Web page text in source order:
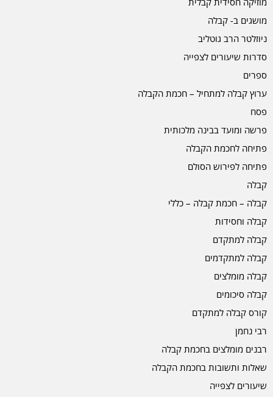
מושגים ב- קבלה
ניוזלטר הרב גוטליב
סדרות שיעורים לצפייה
ספרים
ערוץ קבלה למתחיל – חכמת הקבלה
פסח
פרשה ומועד בבינה מלכותית
פתיחה לחכמת הקבלה
פתיחה לפירוש הסולם
קבלה
קבלה – חכמת קבלה – כללי
קבלה וחסידות
קבלה למתקדם
קבלה למתקדמים
קבלה מומלצים
קבלה סיכומים
קורס קבלה למתקדם
רבי נחמן
רבנים מומלצים בחכמת קבלה
שאלות ותשובות בחכמת הקבלה
שיעורים לצפייה